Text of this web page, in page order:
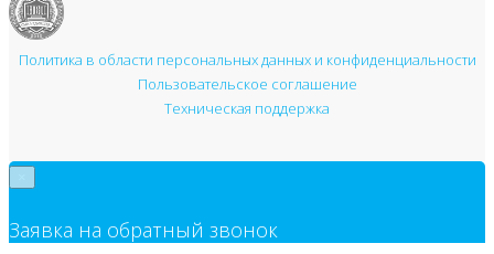
Политика в области персональных данных и конфиденциальности
Пользовательское соглашение
Техническая поддержка
Заявка на обратный звонок